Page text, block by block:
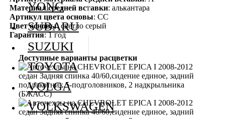
Материал средней вставки: алькантара
Артикул цвета основы: СС
Цвет основы: светло серый
Гарантия: 1 год
Доступные варианты расцветки
YONG
SUBARU
SUZUKI
TOYOTA
VOLGA
VOLKSWAGEN